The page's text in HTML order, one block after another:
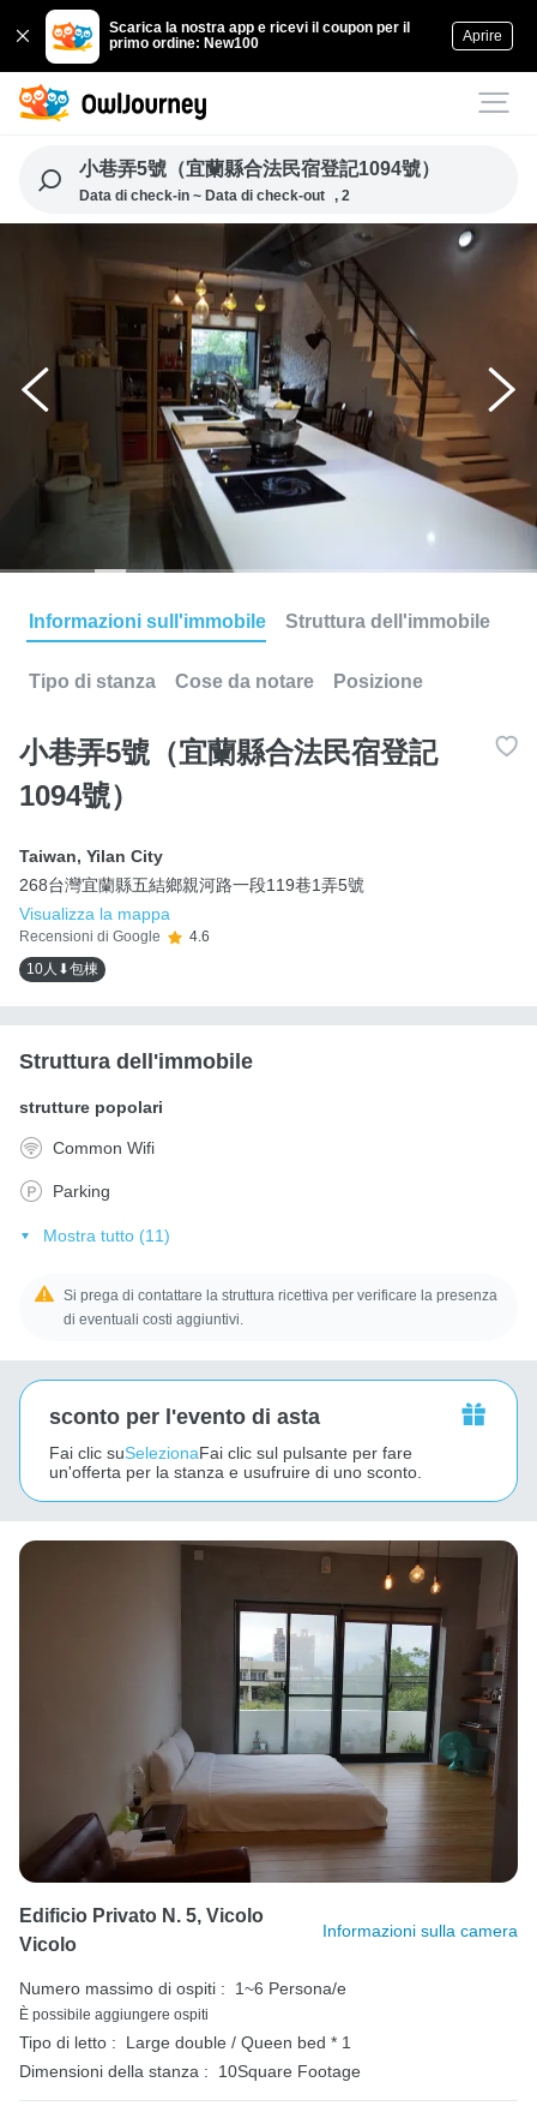
Scarica la nostra app e ricevi il coupon per il
primo ordine: New100
Aprire
小巷弄5號（宜蘭縣合法民宿登記1094號）
Data di check-in ~ Data di check-out , 2
Informazioni sull'immobile Struttura dell'immobile
Tipo di stanza Cose da notare Posizione
小巷弄5號（宜蘭縣合法民宿登記
1094號）
Taiwan, Yilan City
268台灣宜蘭縣五結鄉親河路一段119巷1弄5號
Visualizza la mappa
Recensioni di Google
4.6
10人⬇包棟
Struttura dell'immobile
strutture popolari
Common Wifi
Parking
Mostra tutto (11)
Si prega di contattare la struttura ricettiva per verificare la presenza
di eventuali costi aggiuntivi.
sconto per l'evento di asta
Fai clic suSelezionaFai clic sul pulsante per fare
un'offerta per la stanza e usufruire di uno sconto.
Edificio Privato N. 5, Vicolo
Vicolo
Informazioni sulla camera
Numero massimo di ospiti : 1~6 Persona/e
È possibile aggiungere ospiti
Tipo di letto :
Large double / Queen bed * 1
Dimensioni della stanza :
10Square Footage